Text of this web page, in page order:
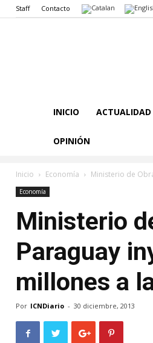
Staff Contacto
INICIO ACTUALIDAD
OPINIÓN
Inicio Economía Ministerio de
Economía
Ministerio
Paraguay
millones a
Por ICNDiario - 30 diciembre, 2013